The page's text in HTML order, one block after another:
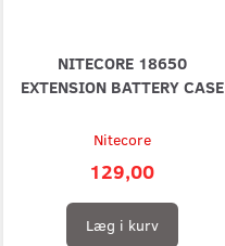
NITECORE 18650
EXTENSION BATTERY CASE
Nitecore
129,00
Læg i kurv